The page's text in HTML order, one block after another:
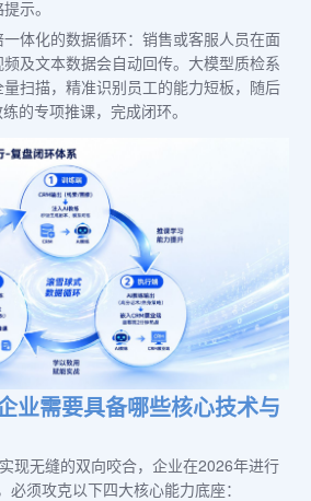
示。
一体化的数据循环：销售或客服人员在面
及文本数据会自动回传。大模型质检系
扫描，精准识别员工的能力短板，随后
的专项推课，完成闭环。
业需要具备哪些核心技术与
现无缝的双向咬合，企业在2026年进行
须攻克以下四大核心能力底座：